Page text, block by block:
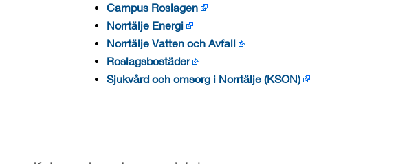
Campus Roslagen
Norrtälje Energi
Norrtälje Vatten och Avfall
Roslagsbostäder
Sjukvård och omsorg i Norrtälje (KSON)